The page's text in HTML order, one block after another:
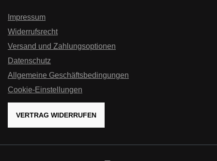
Impressum
Widerrufsrecht
Versand und Zahlungsoptionen
Datenschutz
Allgemeine Geschäftsbedingungen
Cookie-Einstellungen
VERTRAG WIDERRUFEN